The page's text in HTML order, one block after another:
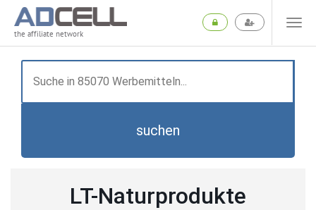
the affiliate network
suchen
LT-Naturprodukte